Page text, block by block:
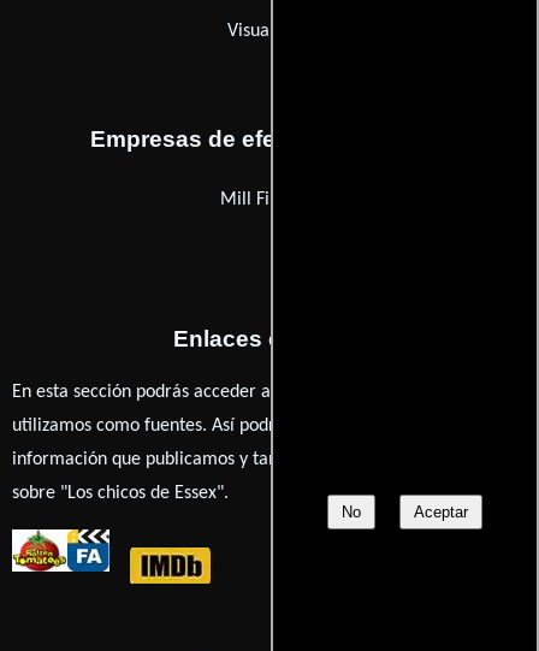
No Aceptar
Visual Icon
Empresas de efectos especiales
Mill Films (I)
Enlaces externos
En esta sección podrás acceder a los recursos externos que
utilizamos como fuentes. Así podrás chequear toda la
información que publicamos y también ampliar tu conocimiento
sobre "Los chicos de Essex".